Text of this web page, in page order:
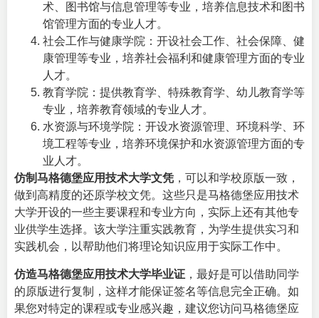
术、图书馆与信息管理等专业，培养信息技术和图书
馆管理方面的专业人才。
社会工作与健康学院：开设社会工作、社会保障、健
康管理等专业，培养社会福利和健康管理方面的专业
人才。
教育学院：提供教育学、特殊教育学、幼儿教育学等
专业，培养教育领域的专业人才。
水资源与环境学院：开设水资源管理、环境科学、环
境工程等专业，培养环境保护和水资源管理方面的专
业人才。
仿制马格德堡应用技术大学文凭 ，可以和学校原版一致，
做到高精度的还原学校文凭。这些只是马格德堡应用技术
大学开设的一些主要课程和专业方向，实际上还有其他专
业供学生选择。该大学注重实践教育，为学生提供实习和
实践机会，以帮助他们将理论知识应用于实际工作中。
仿造马格德堡应用技术大学毕业证 ，最好是可以借助同学
的原版进行复制，这样才能保证签名等信息完全正确。如
果您对特定的课程或专业感兴趣，建议您访问马格德堡应